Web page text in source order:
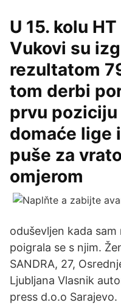
U 15. kolu
Vukovi su
rezultatom
tom derbi
prvu
domaće lige
puše za
omjerom
oduševljen kada sam
poigrala se s njim.
SANDRA, 27,
Ljubljana Vlasnik
press d.o.o Sarajevo.